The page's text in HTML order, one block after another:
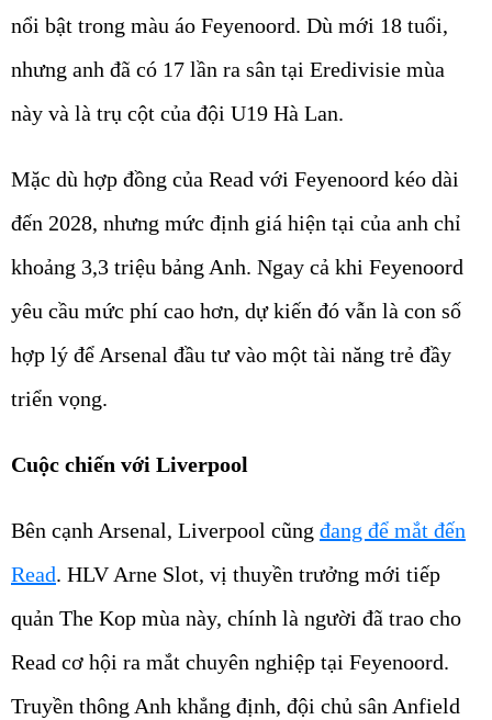
nổi bật trong màu áo Feyenoord. Dù mới 18 tuổi,
nhưng anh đã có 17 lần ra sân tại Eredivisie mùa
này và là trụ cột của đội U19 Hà Lan.
Mặc dù hợp đồng của Read với Feyenoord kéo dài
đến 2028, nhưng mức định giá hiện tại của anh chỉ
khoảng 3,3 triệu bảng Anh. Ngay cả khi Feyenoord
yêu cầu mức phí cao hơn, dự kiến đó vẫn là con số
hợp lý để Arsenal đầu tư vào một tài năng trẻ đầy
triển vọng.
Cuộc chiến với Liverpool
Bên cạnh Arsenal, Liverpool cũng đang để mắt đến
Read. HLV Arne Slot, vị thuyền trưởng mới tiếp
quản The Kop mùa này, chính là người đã trao cho
Read cơ hội ra mắt chuyên nghiệp tại Feyenoord.
Truyền thông Anh khẳng định, đội chủ sân Anfield